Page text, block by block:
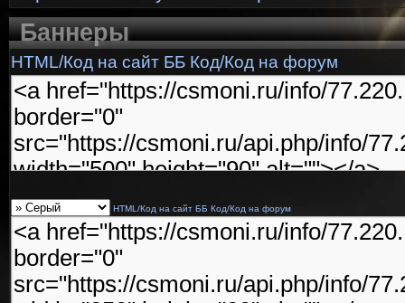
Баннеры
HTML/Код на сайт ББ Код/Код на форум
HTML/Код на сайт ББ Код/Код на форум